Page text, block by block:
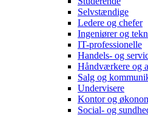
Selvstændige
Ledere og chefer
Ingeniører og
IT-professionelle
Handels- og
Håndværkere og
Salg og
Undervisere
Kontor og
Social- og